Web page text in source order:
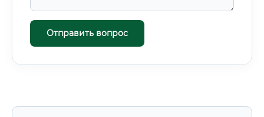
Отправить вопрос